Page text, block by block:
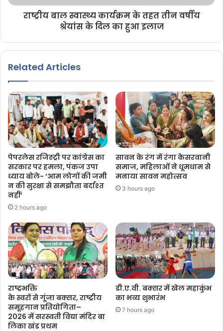
राष्ट्रीय बाल स्वास्थ्य कार्यक्रम के तहत तीन वर्षीय
श्रेयांस के दिल का हुआ इलाज
Related Articles
पेपरलेस रजिस्ट्री पर कांग्रेस का
सरकार पर हमला, पंकज उपा
ध्याय बोले- ‘आम लोगों की जमी
न की सुरक्षा से समझौता बर्दाश्त
नहीं’
2 hours ago
सावन के रंग में रंगा केसरवानी
समाज, महिलाओं ने धूमधाम से
मनाया सावन महोत्सव
3 hours ago
राष्ट्रभक्ति
के स्वरों से गूंजा बक्सर, राष्ट्रीय
समूहगान प्रतियोगिता–
2026 में सरस्वती विद्या मंदिर बा
लिका खंड प्रथम
डी.ए.वी. बक्सर में खेल महाकुंभ
का भव्य शुभारंभ
7 hours ago